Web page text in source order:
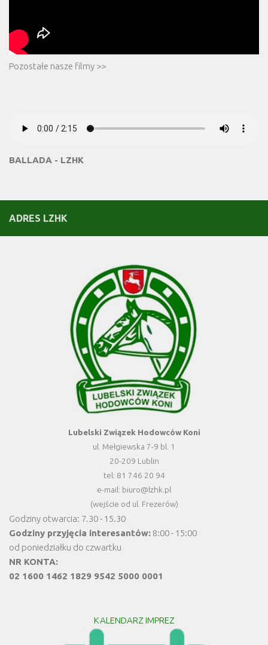
Pozostałe nasze filmy >>
BALLADA - LZHK
ADRES LZHK
Lubelski Związek Hodowców Koni
ul. Mełgiewska 7-9 bl. 1
20-209 Lublin
tel: 81 746 20 94
e-mail: biuro@lzhk.pl
(wejście od ul. Frezerów)
Godziny otwarcia: 7.30 - 15.30
Godziny przyjęcia interesantów: 8:00 - 15:00
od poniedziałku do czwartku
NR KONTA:
02 1600 1462 1829 9542 5000 0001
KALENDARZ IMPREZ